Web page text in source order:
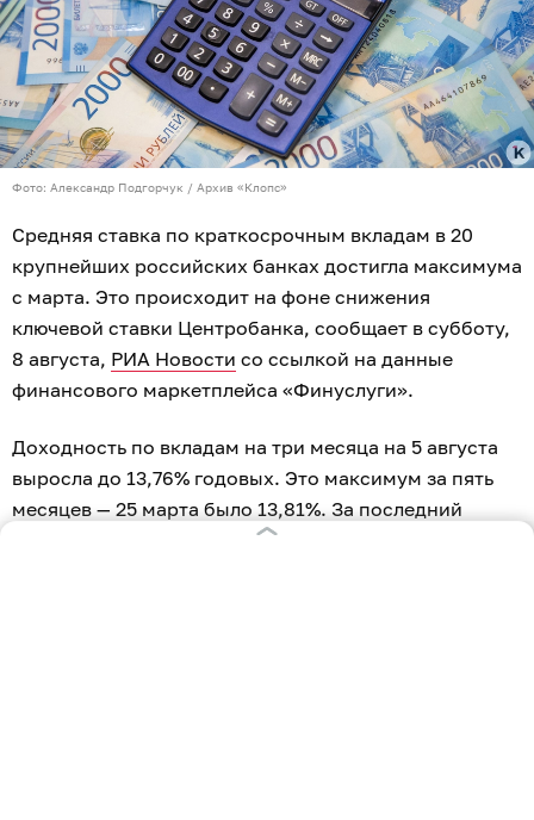
Фото: Александр Подгорчук / Архив «Клопс»
Средняя ставка по краткосрочным вкладам в 20
крупнейших российских банках достигла максимума
с марта. Это происходит на фоне снижения
ключевой ставки Центробанка, сообщает в субботу,
8 августа, РИА Новости со ссылкой на данные
финансового маркетплейса «Финуслуги».
Доходность по вкладам на три месяца на 5 августа
выросла до 13,76% годовых. Это максимум за пять
месяцев — 25 марта было 13,81%. За последний
месяц ставка выросла на 0,25%.